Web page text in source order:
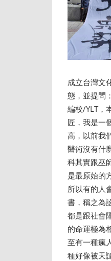
成立台灣文
態，並提問
編校/YLT，
匠，我是一
高，以前我
醫術沒有什
科其實跟巫
是最原始的
所以有的人
書，稱之為
都是跟社會
的命運極為
至有一種瘋
種好像被天